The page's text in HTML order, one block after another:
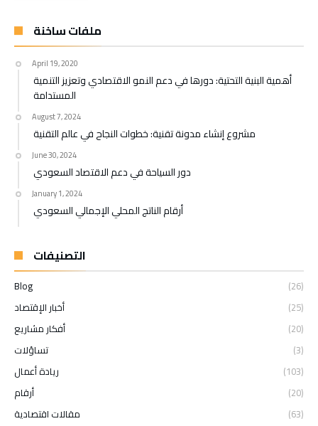
ملفات ساخنة
April 19, 2020
أهمية البنية التحتية: دورها في دعم النمو الاقتصادي وتعزيز التنمية
المستدامة
August 7, 2024
مشروع إنشاء مدونة تقنية: خطوات النجاح في عالم التقنية
June 30, 2024
دور السياحة في دعم الاقتصاد السعودي
January 1, 2024
أرقام الناتج المحلي الإجمالي السعودي
التصنيفات
Blog
(26)
أخبار الإقتصاد
(25)
أفكار مشاريع
(20)
تساؤلات
(3)
ريادة أعمال
(103)
أرقام
(20)
مقالات اقتصادية
(63)